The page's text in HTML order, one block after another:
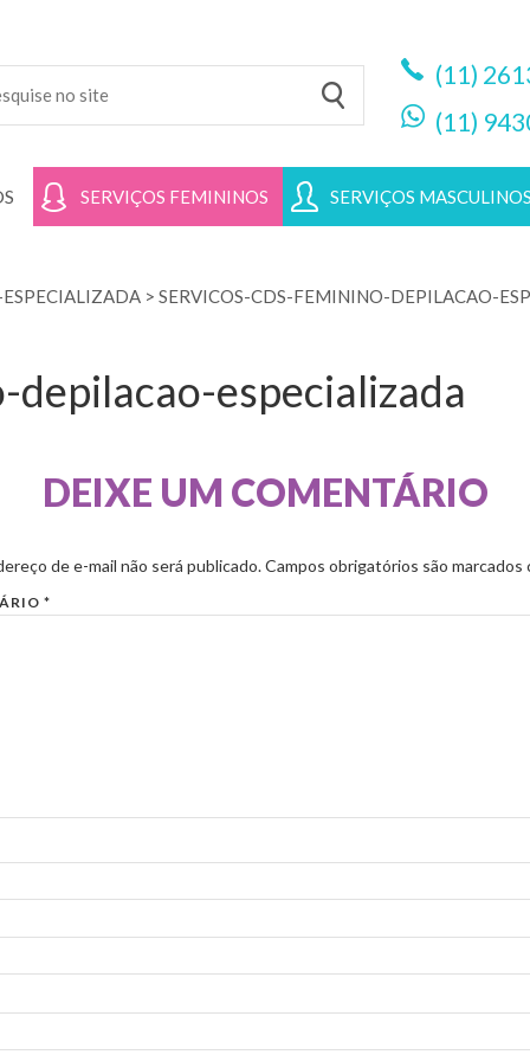
(11)
(11)
SERVIÇOS FEMININOS SERVIÇOS
> SERVICOS-CDS-FEMININO-DEPILACAO-
especializada
DEIXE UM COMENTÁRIO
de e-mail não será publicado.Campos obrigatórios são marcados
*